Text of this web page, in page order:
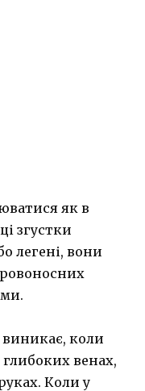
як в
згустки
легені, вони
коли
глибоких венах,
Коли у